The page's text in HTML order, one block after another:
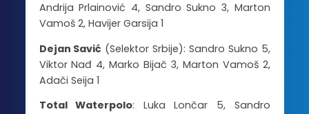
Andrija Prlainović 4, Sandro Sukno 3, Marton
Vamoš 2, Havijer Garsija 1
Dejan Savić (Selektor Srbije): Sandro Sukno 5,
Viktor Nađ 4, Marko Bijač 3, Marton Vamoš 2,
Adači Seija 1
Total Waterpolo: Luka Lončar 5, Sandro